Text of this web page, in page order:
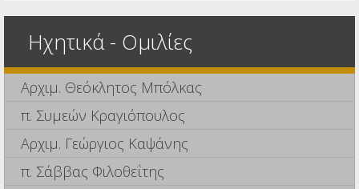
Ηχητικά - Ομιλίες
Αρχιμ. Θεόκλητος Μπόλκας
π. Συμεών Κραγιόπουλος
Αρχιμ. Γεώργιος Καψάνης
π. Σάββας Φιλοθεΐτης